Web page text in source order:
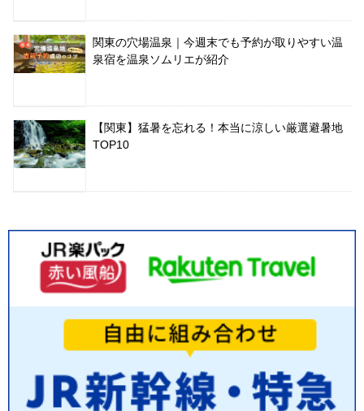
関東の穴場温泉｜今週末でも予約が取りやすい温
泉宿を温泉ソムリエが紹介
【関東】猛暑を忘れる！本当に涼しい厳選避暑地
TOP10